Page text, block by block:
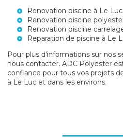
Renovation piscine à Le Luc
Renovation piscine
Renovation piscine
Reparation de piscine à Le
Pour plus d'informations sur nos
nous contacter. ADC Polyester
confiance pour tous vos projets
à Le Luc et dans les environs.